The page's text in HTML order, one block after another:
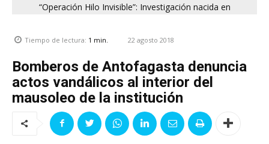
“Operación Hilo Invisible”: Investigación nacida en
Tiempo de lectura: 1 min. 22 agosto 2018
Bomberos de Antofagasta denuncia
actos vandálicos al interior del
mausoleo de la institución